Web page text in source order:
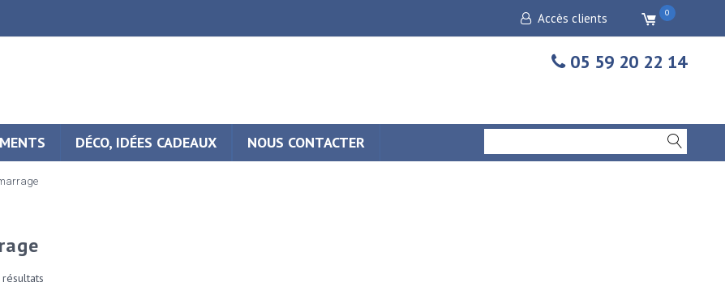
Accès clients 0
05 59 20 22 14
DÉCO, IDÉES CADEAUX NOUS CONTACTER